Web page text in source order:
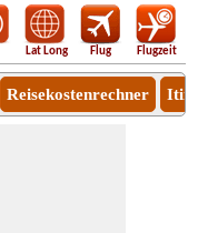
Lat Long Flug Flugzeit
Reisekostenrechner